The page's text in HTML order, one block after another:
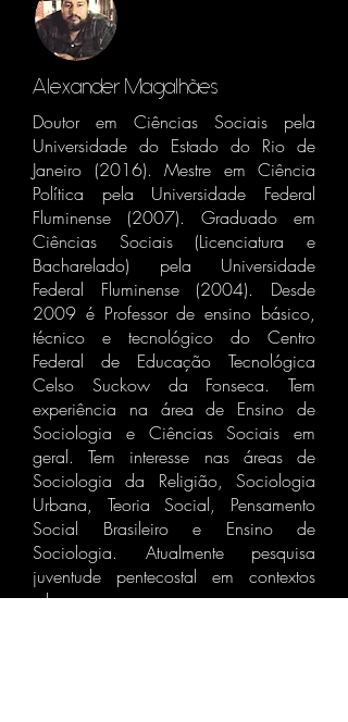
Alexander Magalhães
Doutor em Ciências Sociais pela
Universidade do Estado do Rio de
Janeiro (2016). Mestre em Ciência
Política pela Universidade Federal
Fluminense (2007). Graduado em
Ciências Sociais (Licenciatura e
Bacharelado) pela Universidade
Federal Fluminense (2004). Desde
2009 é Professor de ensino básico,
técnico e tecnológico do Centro
Federal de Educação Tecnológica
Celso Suckow da Fonseca. Tem
experiência na área de Ensino de
Sociologia e Ciências Sociais em
geral. Tem interesse nas áreas de
Sociologia da Religião, Sociologia
Urbana, Teoria Social, Pensamento
Social Brasileiro e Ensino de
Sociologia. Atualmente pesquisa
juventude pentecostal em contextos
urbanos.